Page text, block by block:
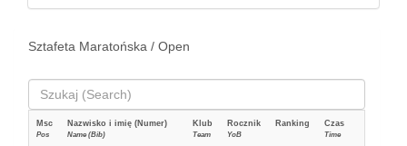
Sztafeta Maratońska / Open
Msc
Pos
Nazwisko i imię (Numer)
Name (Bib)
Klub
Team
Rocznik
YoB
Ranking Czas
Time